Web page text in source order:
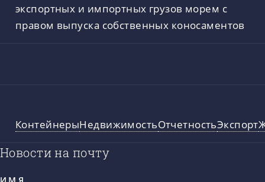
экспортных и импортных грузов морем с
правом выпуска собственных коносаментов
КонтейнерыНедвижимостьОтчетностьЭкспорт
Новости на почту